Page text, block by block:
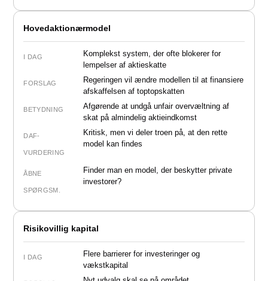
Hovedaktionærmodel
I DAG
Komplekst system, der ofte blokerer for
lempelser af aktieskatte
FORSLAG
Regeringen vil ændre modellen til at finansiere
afskaffelsen af toptopskatten
BETYDNING
Afgørende at undgå unfair overvæltning af
skat på almindelig aktieindkomst
DAF-
VURDERING
Kritisk , men vi deler troen på, at den rette
model kan findes
ÅBNE
SPØRGSM.
Finder man en model, der beskytter private
investorer?
Risikovillig kapital
I DAG
Flere barrierer for investeringer og
vækstkapital